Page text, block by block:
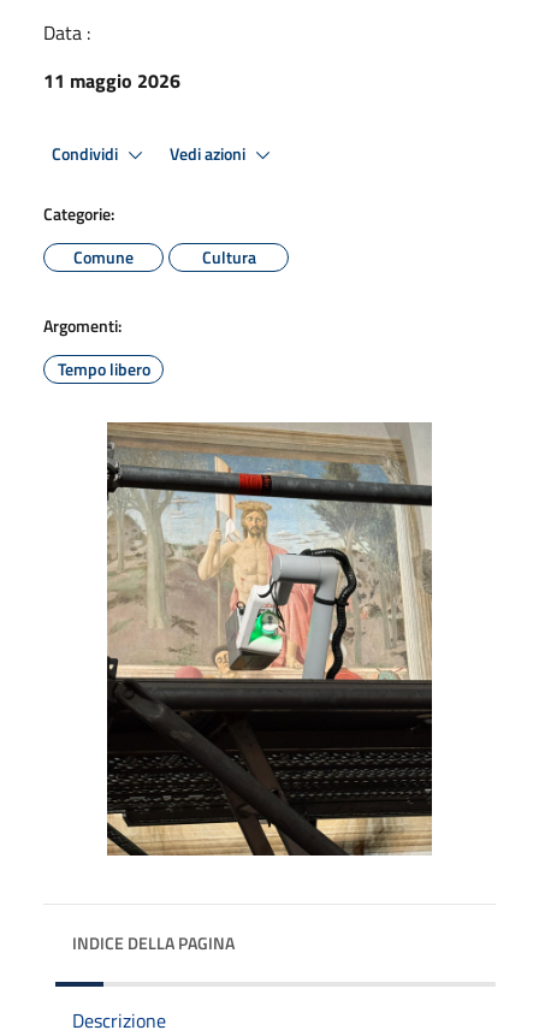
Data :
11 maggio 2026
Condividi Vedi azioni
Categorie:
Comune
Cultura
Argomenti:
Tempo libero
INDICE DELLA PAGINA
Descrizione